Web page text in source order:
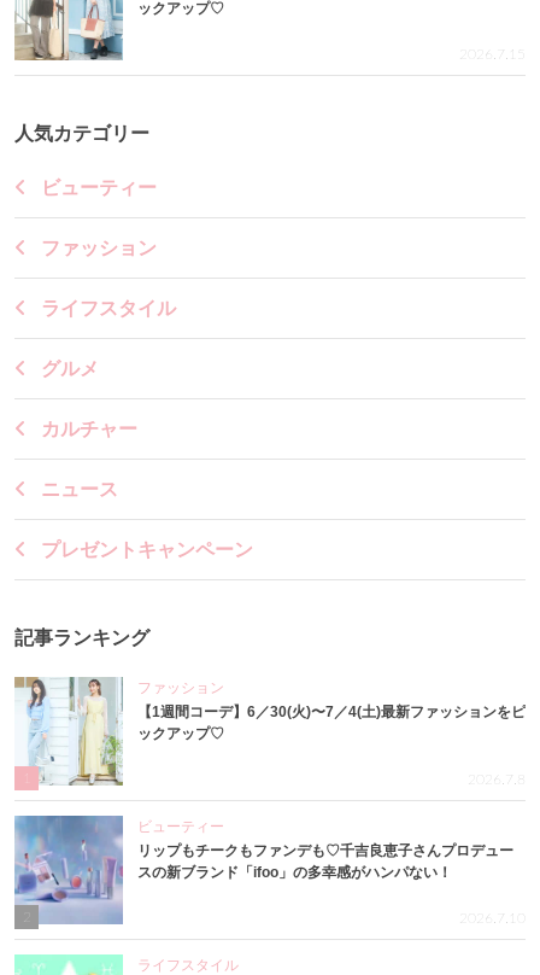
ックアップ♡
2026.7.15
人気カテゴリー
ビューティー
ファッション
ライフスタイル
グルメ
カルチャー
ニュース
プレゼントキャンペーン
記事ランキング
ファッション
【1週間コーデ】6／30(火)〜7／4(土)最新ファッションをピ
ックアップ♡
2026.7.8
ビューティー
リップもチークもファンデも♡千吉良恵子さんプロデュー
スの新ブランド「ifoo」の多幸感がハンパない！
2026.7.10
ライフスタイル